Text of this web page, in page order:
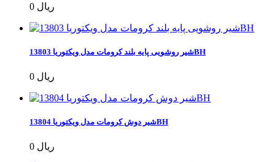
0 ریال
شیر روشویی پایه بلند کرومات مدل ویکتوریا 13803BH
0 ریال
شیر دوش کرومات مدل ویکتوریا 13804BH
0 ریال